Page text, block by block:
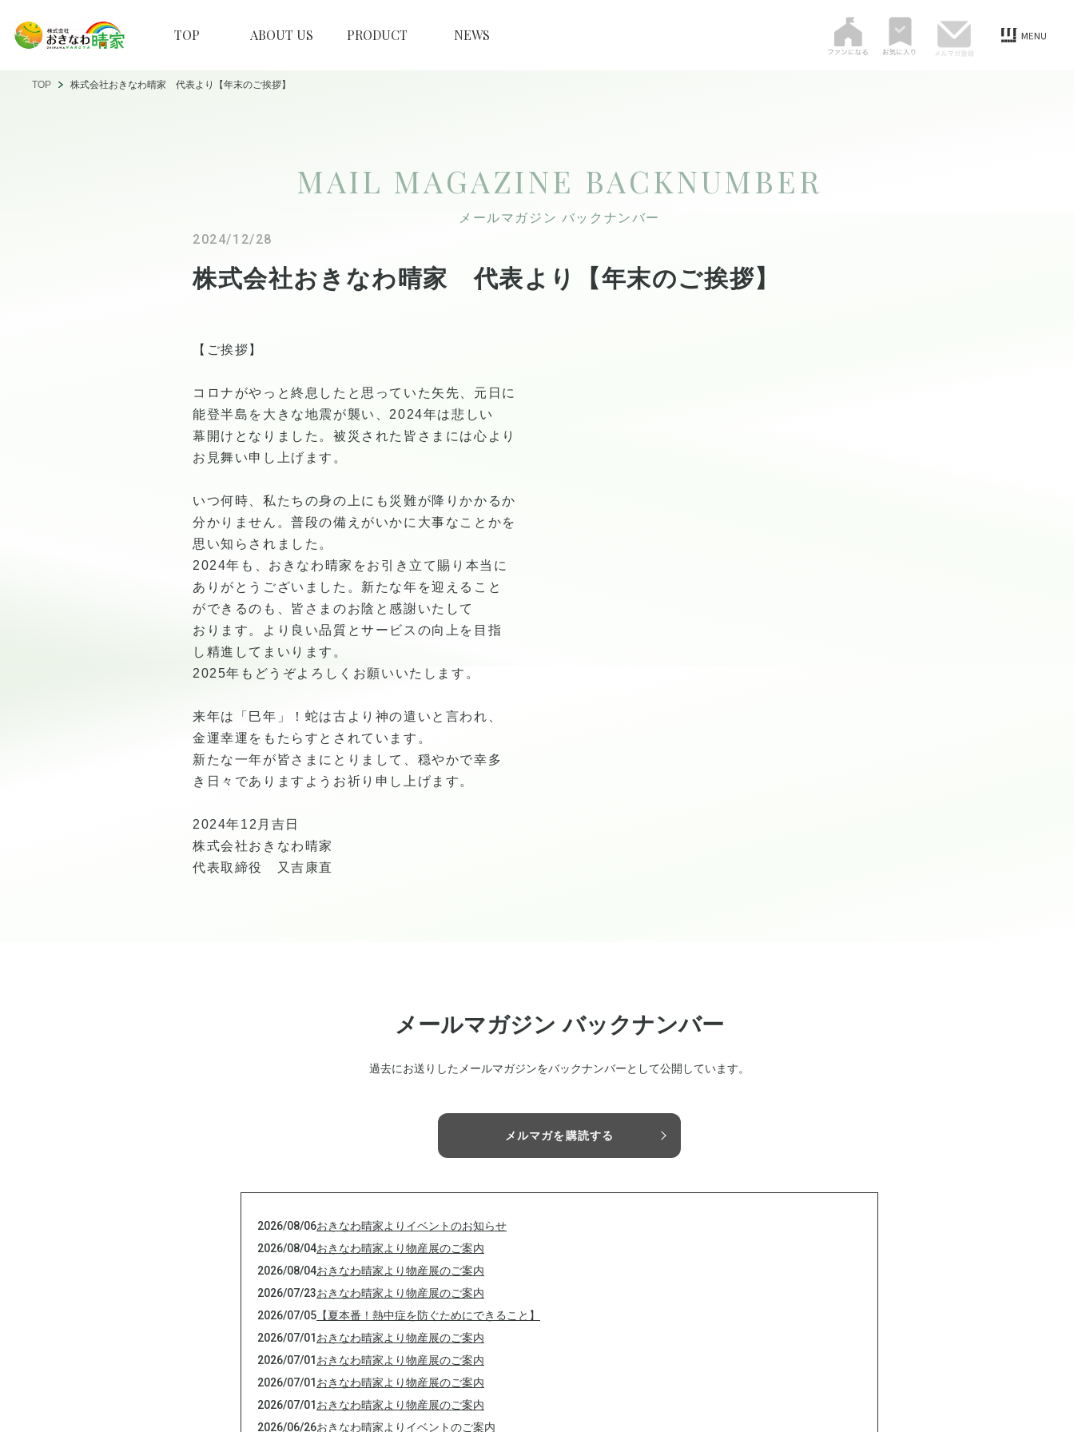
TOP ABOUT US PRODUCT NEWS
TOP 株式会社おきなわ晴家 代表より【年末のご挨拶】
MAIL MAGAZINE BACKNUMBER
メールマガジン バックナンバー
2024/12/28
株式会社おきなわ晴家 代表より【年末のご挨拶】
【ご挨拶】
コロナがやっと終息したと思っていた矢先、元日に
能登半島を大きな地震が襲い、2024年は悲しい
幕開けとなりました。被災された皆さまには心より
お見舞い申し上げます。
いつ何時、私たちの身の上にも災難が降りかかるか
分かりません。普段の備えがいかに大事なことかを
思い知らされました。
2024年も、おきなわ晴家をお引き立て賜り本当に
ありがとうございました。新たな年を迎えること
ができるのも、皆さまのお陰と感謝いたして
おります。より良い品質とサービスの向上を目指
し精進してまいります。
2025年もどうぞよろしくお願いいたします。
来年は「巳年」！蛇は古より神の遣いと言われ、
金運幸運をもたらすとされています。
新たな一年が皆さまにとりまして、穏やかで幸多
き日々でありますようお祈り申し上げます。
2024年12月吉日
株式会社おきなわ晴家
代表取締役 又吉康直
メールマガジン バックナンバー
過去にお送りしたメールマガジンをバックナンバーとして公開しています。
メルマガを購読する
2026/08/06おきなわ晴家よりイベントのお知らせ
2026/08/04おきなわ晴家より物産展のご案内
2026/08/04おきなわ晴家より物産展のご案内
2026/07/23おきなわ晴家より物産展のご案内
2026/07/05 【夏本番！熱中症を防ぐためにできること】
2026/07/01 おきなわ晴家より物産展のご案内
2026/07/01 おきなわ晴家より物産展のご案内
2026/07/01 おきなわ晴家より物産展のご案内
2026/07/01 おきなわ晴家より物産展のご案内
2026/06/26おきなわ晴家よりイベントのご案内